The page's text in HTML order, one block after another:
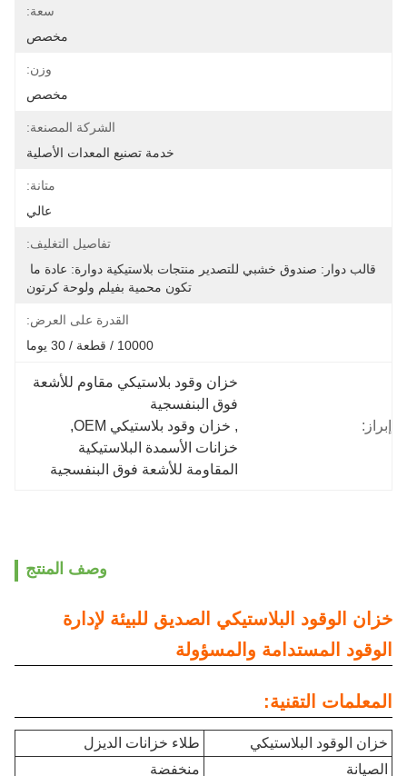
سعة:
مخصص
وزن:
مخصص
الشركة المصنعة:
خدمة تصنيع المعدات الأصلية
متانة:
عالي
تفاصيل التغليف:
قالب دوار: صندوق خشبي للتصدير منتجات بلاستيكية دوارة: عادة ما
تكون محمية بفيلم ولوحة كرتون
القدرة على العرض:
10000 / قطعة / 30 يوما
إبراز:
خزان وقود بلاستيكي مقاوم للأشعة
فوق البنفسجية
, خزان وقود بلاستيكي OEM
,
خزانات الأسمدة البلاستيكية
المقاومة للأشعة فوق البنفسجية
وصف المنتج
خزان الوقود البلاستيكي الصديق للبيئة لإدارة
الوقود المستدامة والمسؤولة
المعلمات التقنية:
خزان الوقود البلاستيكي
طلاء خزانات الديزل
الصيانة
منخفضة